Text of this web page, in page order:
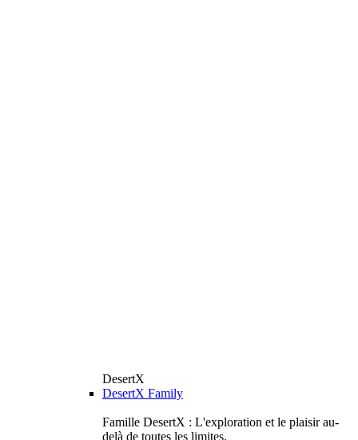
DesertX
DesertX Family
Famille DesertX : L'exploration et le plaisir au-
delà de toutes les limites.